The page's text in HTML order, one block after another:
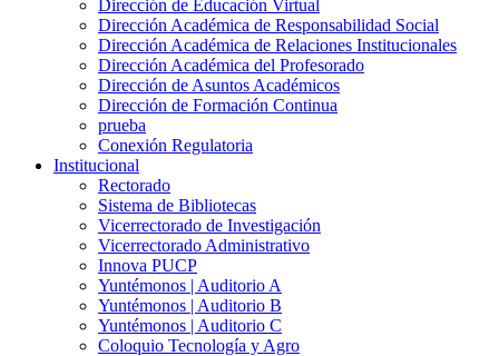
Dirección de Educación Virtual
Dirección Académica de Responsabilidad Social
Dirección Académica de Relaciones Institucionales
Dirección Académica del Profesorado
Dirección de Asuntos Académicos
Dirección de Formación Continua
prueba
Conexión Regulatoria
Institucional
Rectorado
Sistema de Bibliotecas
Vicerrectorado de Investigación
Vicerrectorado Administrativo
Innova PUCP
Yuntémonos | Auditorio A
Yuntémonos | Auditorio B
Yuntémonos | Auditorio C
Coloquio Tecnología y Agro